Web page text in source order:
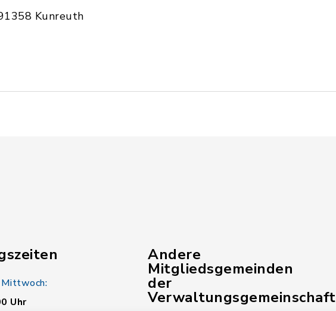
Kunreuth
Uhr
Andere
Mitgliedsgemeinden
der
Verwaltungsgemeinschaft